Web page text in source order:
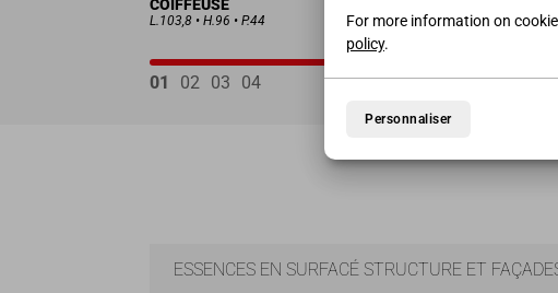
For more information on
policy.
Personnaliser
COIFFEUSE
L.103,8 • H.96 • P.44
01 02 03 04
ESSENCES EN SURFACÉ STRUCTURE ET